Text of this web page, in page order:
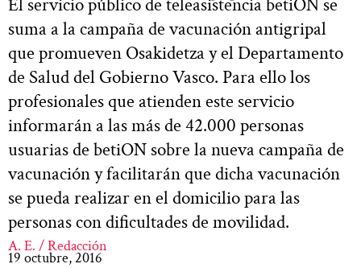
suma a la campaña de vacunación antigripal
que promueven Osakidetza y el Departamento
de Salud del Gobierno Vasco. Para ello los
profesionales que atienden este servicio
informarán a las más de 42.000 personas
usuarias de betiON sobre la nueva campaña de
vacunación y facilitarán que dicha vacunación
se pueda realizar en el domicilio para las
personas con dificultades de movilidad.
A. E. / Redacción
19 octubre, 2016